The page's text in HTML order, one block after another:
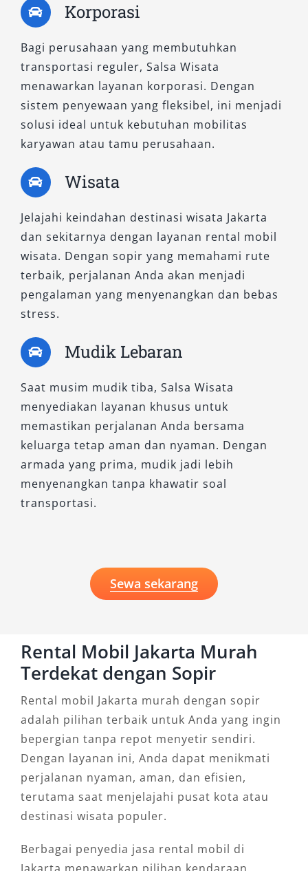
Korporasi
Bagi perusahaan yang membutuhkan
transportasi reguler, Salsa Wisata
menawarkan layanan korporasi. Dengan
sistem penyewaan yang fleksibel, ini menjadi
solusi ideal untuk kebutuhan mobilitas
karyawan atau tamu perusahaan.
Wisata
Jelajahi keindahan destinasi wisata Jakarta
dan sekitarnya dengan layanan rental mobil
wisata. Dengan sopir yang memahami rute
terbaik, perjalanan Anda akan menjadi
pengalaman yang menyenangkan dan bebas
stress.
Mudik Lebaran
Saat musim mudik tiba, Salsa Wisata
menyediakan layanan khusus untuk
memastikan perjalanan Anda bersama
keluarga tetap aman dan nyaman. Dengan
armada yang prima, mudik jadi lebih
menyenangkan tanpa khawatir soal
transportasi.
Sewa sekarang
Rental Mobil Jakarta Murah
Terdekat dengan Sopir
Rental mobil Jakarta murah dengan sopir
adalah pilihan terbaik untuk Anda yang ingin
bepergian tanpa repot menyetir sendiri.
Dengan layanan ini, Anda dapat menikmati
perjalanan nyaman, aman, dan efisien,
terutama saat menjelajahi pusat kota atau
destinasi wisata populer.
Berbagai penyedia jasa rental mobil di